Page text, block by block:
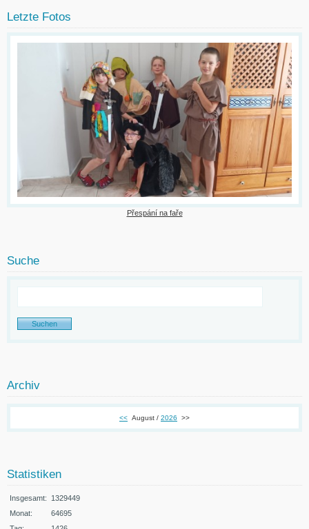
Letzte Fotos
Přespání na faře
Suche
Archiv
<< August / 2026 >>
Statistiken
Insgesamt: 1329449
Monat:
64695